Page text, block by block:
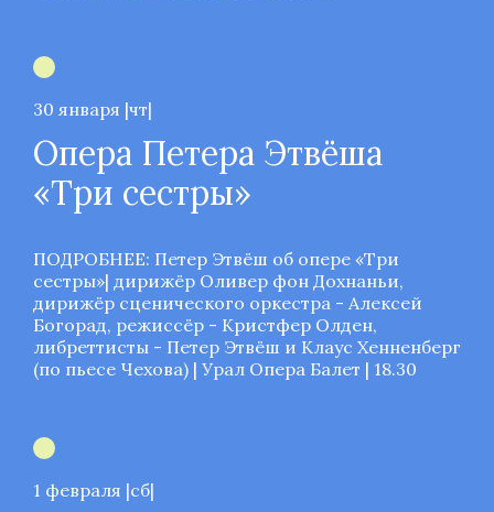
30 января |чт|
Опера Петера Этвёша
«Три сестры»
ПОДРОБНЕЕ: Петер Этвёш об опере «Три
сестры»| дирижёр Оливер фон Дохнаньи,
дирижёр сценического оркестра - Алексей
Богорад, режиссёр - Кристфер Олден,
либреттисты - Петер Этвёш и Клаус Хенненберг
(по пьесе Чехова) | Урал Опера Балет | 18.30
1 февраля |сб|